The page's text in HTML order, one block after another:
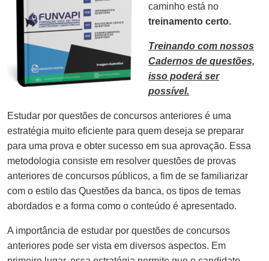
caminho está no
treinamento certo.
Treinando com nossos
Cadernos de questões,
isso poderá ser
possível.
Estudar por questões de concursos anteriores é uma
estratégia muito eficiente para quem deseja se preparar
para uma prova e obter sucesso em sua aprovação. Essa
metodologia consiste em resolver questões de provas
anteriores de concursos públicos, a fim de se familiarizar
com o estilo das Questões da banca, os tipos de temas
abordados e a forma como o conteúdo é apresentado.
A importância de estudar por questões de concursos
anteriores pode ser vista em diversos aspectos. Em